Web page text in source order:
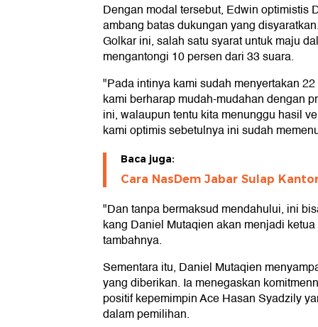
Dengan modal tersebut, Edwin optimistis
ambang batas dukungan yang
Golkar ini, salah satu syarat untuk maju
mengantongi 10 persen dari 33 suara.
"Pada intinya kami sudah menyertakan
kami berharap mudah-mudahan dengan
ini, walaupun tentu kita menunggu hasil
kami optimis sebetulnya ini sudah
Baca juga:
Cara NasDem Jabar Sulap
"Dan tanpa bermaksud mendahului, ini
kang Daniel Mutaqien akan menjadi
tambahnya.
Sementara itu, Daniel Mutaqien
yang diberikan. Ia menegaskan
positif kepemimpin Ace Hasan Syadzily
dalam pemilihan.